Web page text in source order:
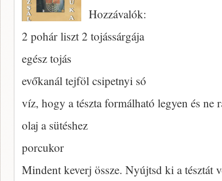
Hozzávalók:
2 pohár liszt 2 tojássárgája
egész tojás
evőkanál tejföl csipetnyi só
víz, hogy a tészta formálható legyen és ne
olaj a sütéshez
porcukor
Mindent keverj össze. Nyújtsd ki a tésztát